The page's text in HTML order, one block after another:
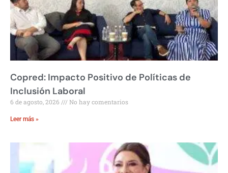
Copred: Impacto Positivo de Políticas de
Inclusión Laboral
6 de agosto, 2026 No hay comentarios
Leer más »